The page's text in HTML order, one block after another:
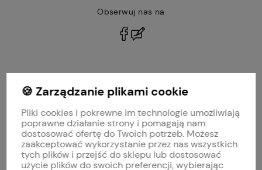
Obserwuj nas na
MOJE KONTO
PŁATNOŚCI I DOSTAWA
INFORMACJE
🍪 Zarządzanie plikami cookie
Pliki cookies i pokrewne im technologie umożliwiają
poprawne działanie strony i pomagają nam
dostosować ofertę do Twoich potrzeb. Możesz
zaakceptować wykorzystanie przez nas wszystkich
tych plików i przejść do sklepu lub dostosować
użycie plików do swoich preferencji, wybierając